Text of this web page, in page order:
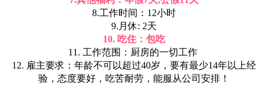
8.工作时间：12小时
9.月休: 2天
10. 吃住：包吃
11. 工作范围：厨房的一切工作
12. 雇主要求：年龄不可以超过40岁，要有最少14年以上经
验，态度要好，吃苦耐劳，能服从公司安排！